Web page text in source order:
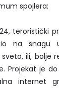
spojlera:
teroristički
na snagu
ili, bolje
Projekat je
internet